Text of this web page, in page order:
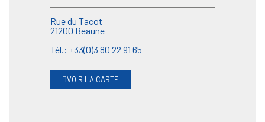
Rue du Tacot
21200 Beaune
Tél.: +33(0)3 80 22 91 65
VOIR LA CARTE